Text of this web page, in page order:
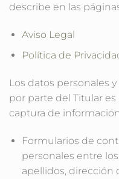
describe en las
Aviso Legal
Política de
Los datos personales
por parte del Titular
captura de
Formularios de
personales entre
apellidos, dirección